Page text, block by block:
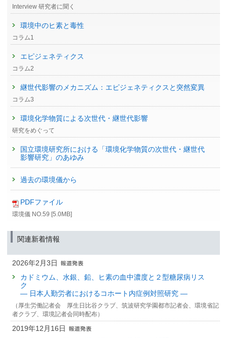
Interview 研究者に聞く
環境中のヒ素と毒性
コラム1
エピジェネティクス
コラム2
継世代影響のメカニズム：エピジェネティクスと突然変異
コラム3
環境化学物質による次世代・継世代影響
研究をめぐって
国立環境研究所における「環境化学物質の次世代・継世代
影響研究」のあゆみ
過去の環境儀から
PDFファイル
環境儀 NO.59 [5.0MB]
関連新着情報
2026年2月3日
カドミウム、水銀、鉛、ヒ素の血中濃度と２型糖尿病リス
ク
— 日本人勤労者におけるコホート内症例対照研究 —
（厚生労働記者会 厚生日比谷クラブ、筑波研究学園都市記者会、環境省記
者クラブ、環境記者会同時配布）
2019年12月16日